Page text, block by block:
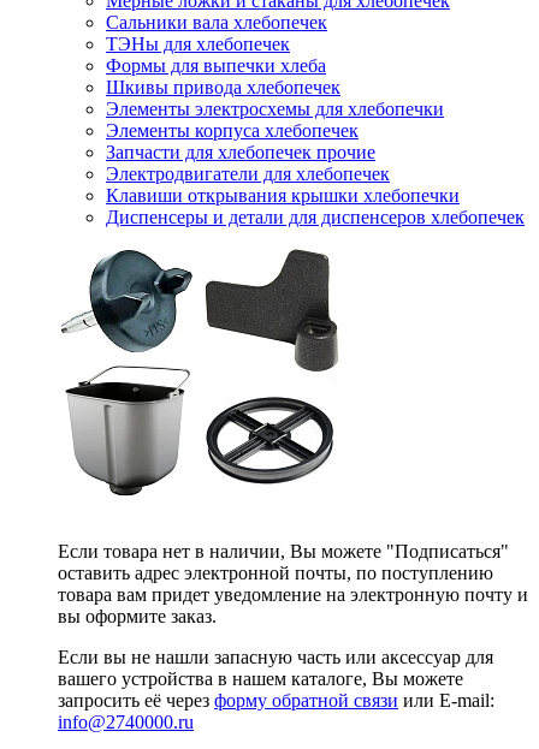
Сальники вала хлебопечек
ТЭНы для хлебопечек
Формы для выпечки хлеба
Шкивы привода хлебопечек
Элементы электросхемы для хлебопечки
Элементы корпуса хлебопечек
Запчасти для хлебопечек прочие
Электродвигатели для хлебопечек
Клавиши открывания крышки хлебопечки
Диспенсеры и детали для диспенсеров хлебопечек
Если товара нет в наличии, Вы можете "Подписаться"
оставить адрес электронной почты, по поступлению
товара вам придет уведомление на электронную почту и
вы оформите заказ.
Если вы не нашли запасную часть или аксессуар для
вашего устройства в нашем каталоге, Вы можете
запросить её через форму обратной связи или E-mail:
info@2740000.ru